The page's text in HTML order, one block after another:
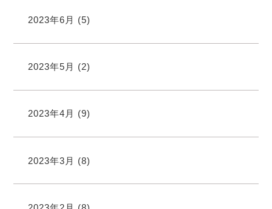
2023年6月 (5)
2023年5月 (2)
2023年4月 (9)
2023年3月 (8)